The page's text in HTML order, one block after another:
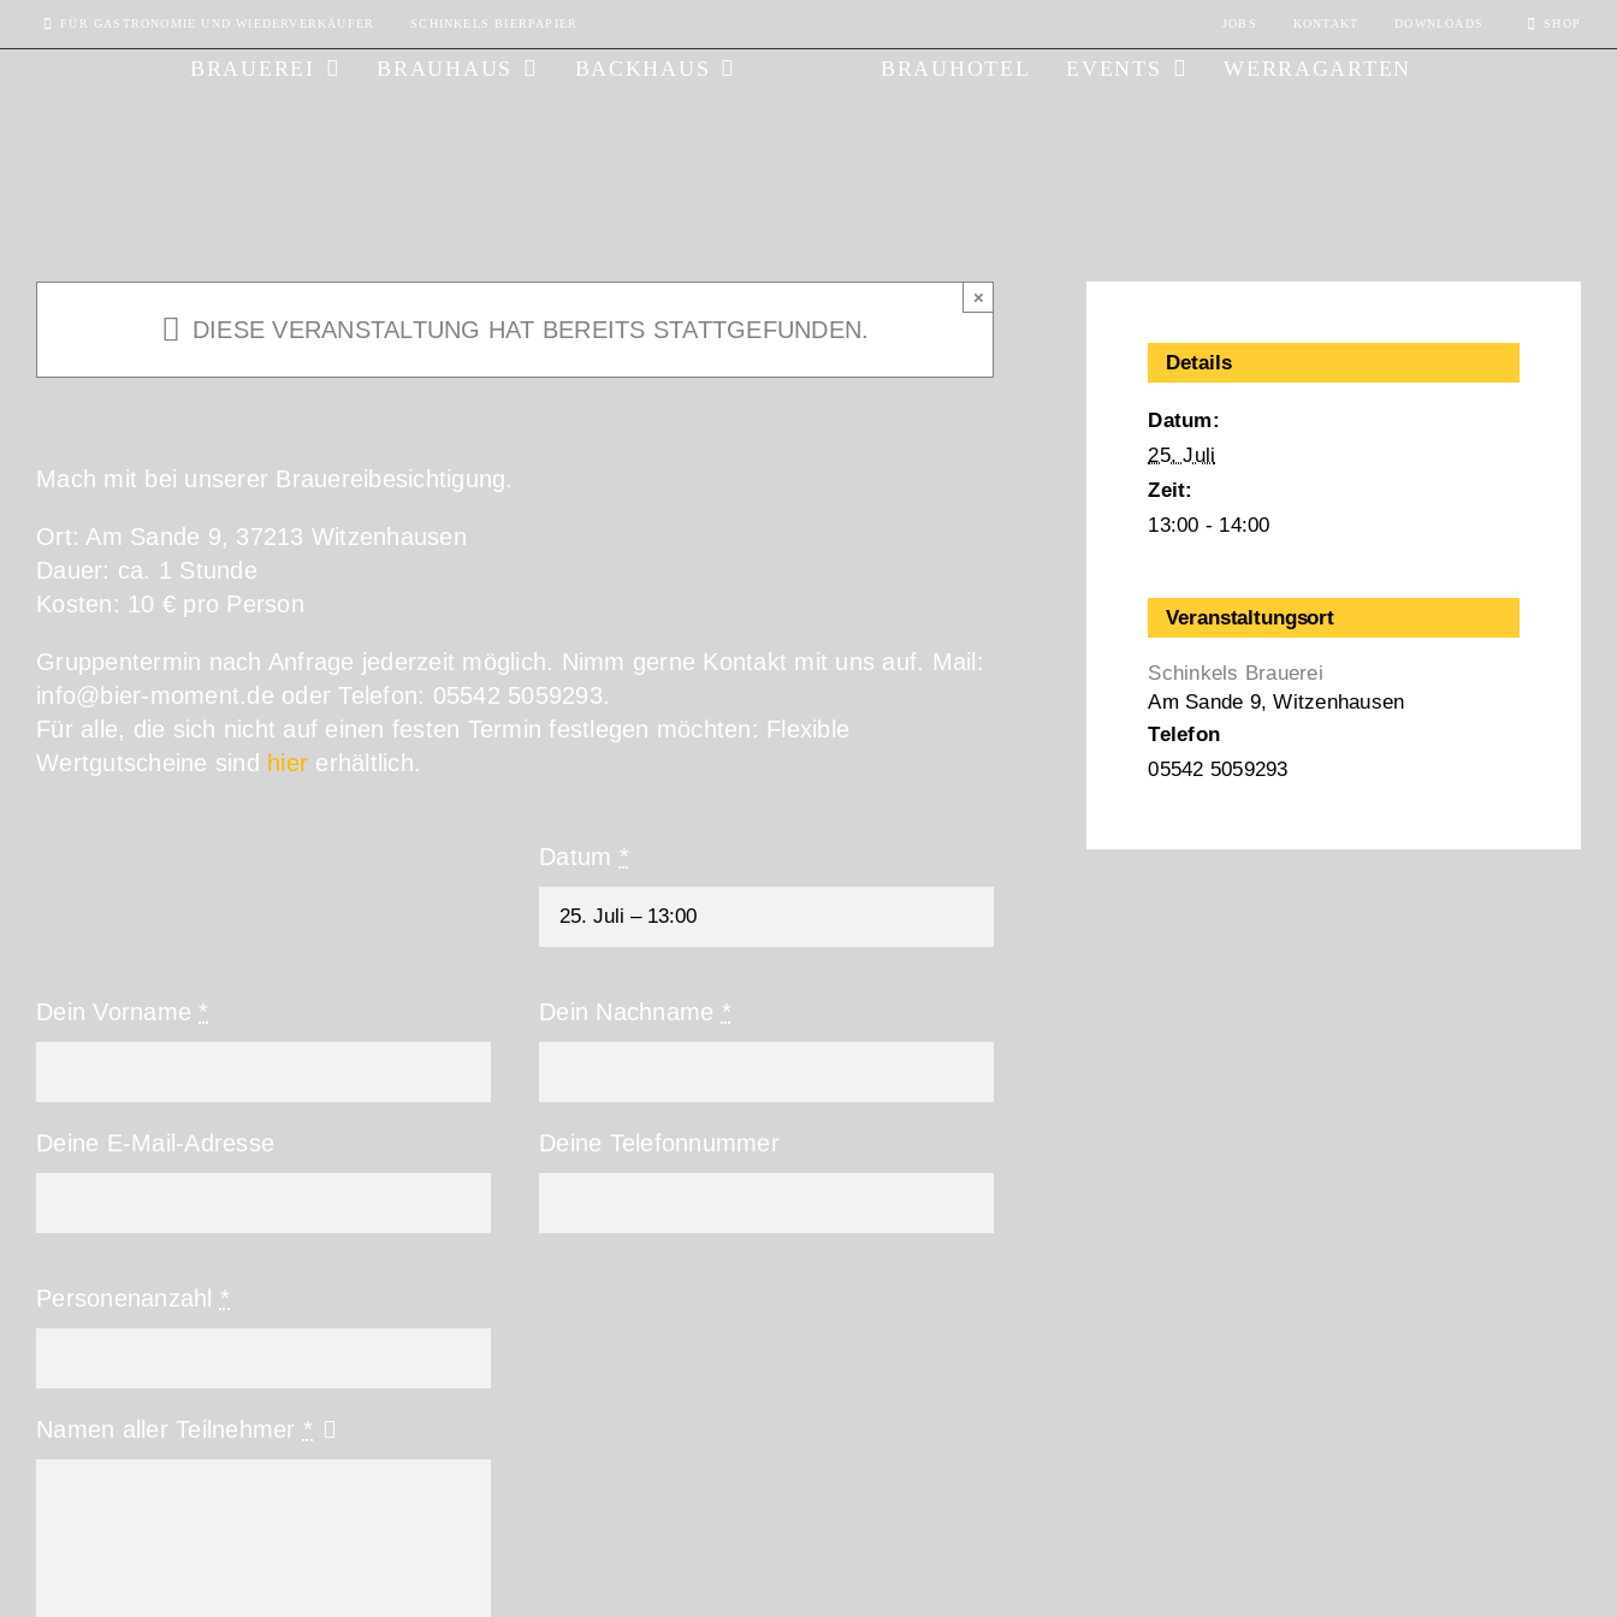
Zum
Inhalt
FÜR GASTRONOMIE UND WIEDERVERKÄUFER SCHINKELS BIERPAPIER JOBS KONTAKT DOWNLOADS SHOP
BRAUEREI BRAUHAUS BACKHAUS BRAUHOTEL EVENTS WERRAGARTEN
DIESE VERANSTALTUNG HAT BEREITS STATTGEFUNDEN.
×
Brauereibesichtigung
25. Juli – 13:00-14:00
Mach mit bei unserer Brauereibesichtigung.
Ort: Am Sande 9, 37213 Witzenhausen
Dauer: ca. 1 Stunde
Kosten: 10 € pro Person
Gruppentermin nach Anfrage jederzeit möglich. Nimm gerne Kontakt mit uns auf. Mail:
info@bier-moment.de oder Telefon: 05542 5059293.
Für alle, die sich nicht auf einen festen Termin festlegen möchten: Flexible
Wertgutscheine sind hier erhältlich.
Datum *
Dein Vorname *
Deine E-Mail-Adresse
Dein Nachname *
Deine Telefonnummer
Personenanzahl *
Namen aller Teilnehmer *
Details
Datum:
25. Juli
Zeit:
13:00 - 14:00
Veranstaltungsort
Schinkels Brauerei
Am Sande 9, Witzenhausen
Telefon
05542 5059293